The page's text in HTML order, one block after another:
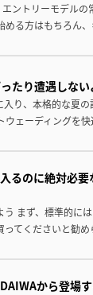
ントリーモデル
る方はもちろん
ったり遭遇しな
り、本格的な夏
ェーディングを
るのに絶対必
まず、標準的に
てくださいと勧
から登場